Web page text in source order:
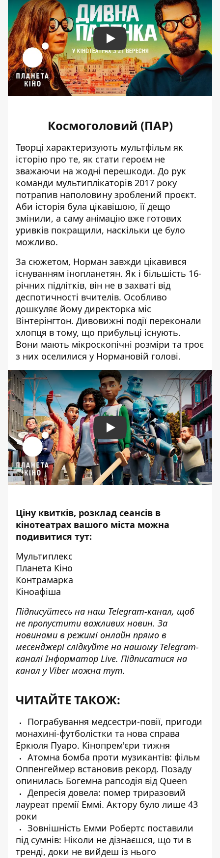
Play
Космоголовий (ПАР)
Творці характеризують мультфільм як
історію про те, як стати героєм не
зважаючи на жодні перешкоди. До рук
команди мультиплікаторів 2017 року
потрапив наполовину зроблений проєкт.
Аби історія була цікавішою, її дещо
змінили, а саму анімацію вже готових
уривків покращили, наскільки це було
можливо.
За сюжетом, Норман завжди цікавився
існуванням інопланетян. Як і більшість 16-
річних підлітків, він не в захваті від
деспотичності вчителів. Особливо
дошкуляє йому директорка міс
Вінтерінгтон. Дивовижні події переконали
хлопця в тому, що прибульці існують.
Вони мають мікроскопічні розміри та троє
з них оселилися у Нормановій голові.
Play
Ціну квитків, розклад сеансів в
кінотеатрах вашого міста можна
подивитися тут:
Мультиплекс
Планета Кіно
Контрамарка
Кіноафіша
Підписуйтесь на наш Telegram-канал, щоб
не пропустити важливих новин. За
новинами в режимі онлайн прямо в
месенджері слідкуйте на нашому Telegram-
каналіІнформатор Live. Підписатися на
канал у Viber можна тут.
ЧИТАЙТЕ ТАКОЖ:
Пограбування медсестри-повії, пригоди
монахині-футболістки та нова справа
Еркюля Пуаро. Кінопрем'єри тижня
Атомна бомба проти музикантів: фільм
Оппенгеймер вcтановив рекорд. Позаду
опинилась Богемна рапсодія від Queen
Депресія довела: помер триразовий
лауреат премії Еммі. Актору було лише 43
роки
Зовнішність Емми Робертс поставили
під сумнів: Ніколи не дізнаєшся, що ти в
тренді, доки не вийдеш із нього